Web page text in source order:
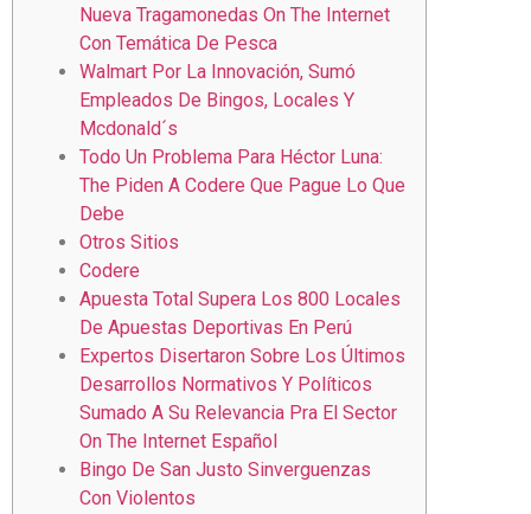
Nueva Tragamonedas On The Internet
Con Temática De Pesca
Walmart Por La Innovación, Sumó
Empleados De Bingos, Locales Y
Mcdonald´s
Todo Un Problema Para Héctor Luna:
The Piden A Codere Que Pague Lo Que
Debe
Otros Sitios
Codere
Apuesta Total Supera Los 800 Locales
De Apuestas Deportivas En Perú
Expertos Disertaron Sobre Los Últimos
Desarrollos Normativos Y Políticos
Sumado A Su Relevancia Pra El Sector
On The Internet Español
Bingo De San Justo Sinverguenzas
Con Violentos